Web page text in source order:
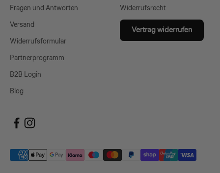
Fragen und Antworten
Versand
Widerrufsformular
Partnerprogramm
B2B Login
Blog
Widerrufsrecht
Vertrag widerrufen